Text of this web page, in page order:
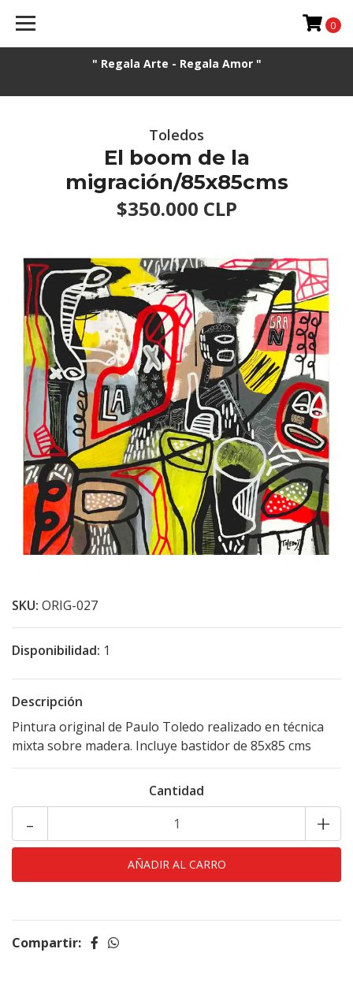
" Regala Arte - Regala Amor "
0
Toledos
El boom de la
migración/85x85cms
$350.000 CLP
SKU: ORIG-027
Disponibilidad: 1
Descripción
Pintura original de Paulo Toledo realizado en técnica
mixta sobre madera. Incluye bastidor de 85x85 cms
Cantidad
- +
Compartir: